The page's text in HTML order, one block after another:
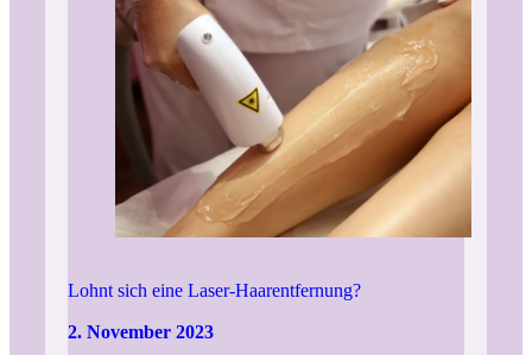
Lohnt sich eine Laser-Haarentfernung?
2. November 2023